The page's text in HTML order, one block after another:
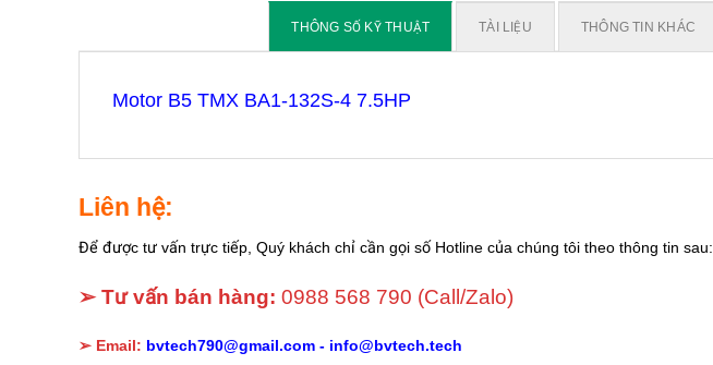
THÔNG SỐ KỸ THUẬT TÀI LIỆU THÔNG TIN KHÁC
Motor B5 TMX BA1-132S-4 7.5HP
Liên hệ:
Để được tư vấn trực tiếp, Quý khách chỉ cần gọi số Hotline của chúng tôi theo thông tin sau:
➢ Tư vấn bán hàng: 0988 568 790 (Call/Zalo)
➢ Email: bvtech790@gmail.com - info@bvtech.tech